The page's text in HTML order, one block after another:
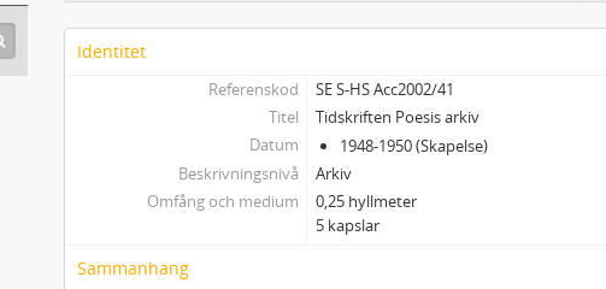
Identitet
Referenskod
SE S-HS Acc2002/41
Titel
Tidskriften Poesis arkiv
Datum
1948-1950 (Skapelse)
Beskrivningsnivå
Arkiv
Omfång och medium
0,25 hyllmeter
5 kapslar
Sammanhang